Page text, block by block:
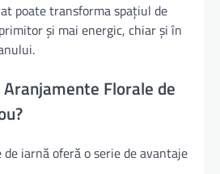
poate transforma spațiul de
și mai energic, chiar și în
Aranjamente Florale de
iarnă oferă o serie de avantaje